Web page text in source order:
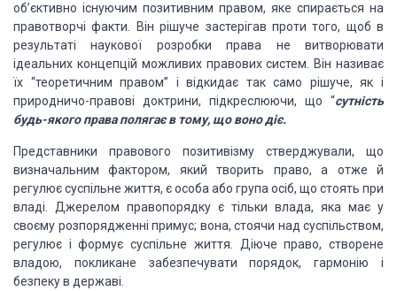
об’єктивно існуючим позитивним правом, яке спирається на
правотворчі факти. Він рішуче застерігав проти того, щоб в
результаті наукової розробки права не витворювати
ідеальних концепцій можливих правових систем. Він називає
їх “теоретичним правом” і відкидає так само рішуче, як і
природничо-правові доктрини, підкреслюючи, що “сутність
будь-якого права полягає в тому, що воно діє.
Представники правового позитивізму стверджували, що
визначальним фактором, який творить право, а отже й
регулює суспільне життя, є особа або група осіб, що стоять при
владі. Джерелом правопорядку є тільки влада, яка має у
своєму розпорядженні примус; вона, стоячи над суспільством,
регулює і формує суспільне життя. Діюче право, створене
владою, покликане забезпечувати порядок, гармонію і
безпеку в державі.